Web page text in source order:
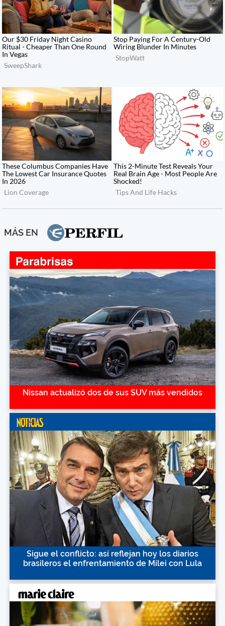
MÁS EN
Nissan actualizó dos de sus SUV más vendidos
Sigue el conflicto: así reflejan hoy los diarios
brasileros el enfrentamiento de Milei con Lula